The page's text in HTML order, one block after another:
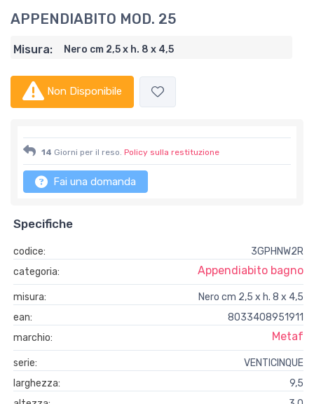
APPENDIABITO MOD. 25
Misura: Nero cm 2,5 x h. 8 x 4,5
Non Disponibile
14 Giorni per il reso. Policy sulla restituzione
Fai una domanda
Specifiche
codice:
3GPHNW2R
categoria:
Appendiabito bagno
misura:
Nero cm 2,5 x h. 8 x 4,5
ean:
8033408951911
marchio:
Metaf
serie:
VENTICINQUE
larghezza:
9,5